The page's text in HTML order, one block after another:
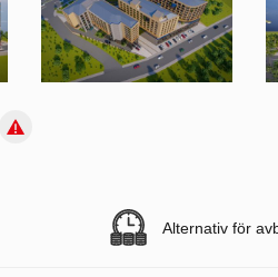
Alternativ för